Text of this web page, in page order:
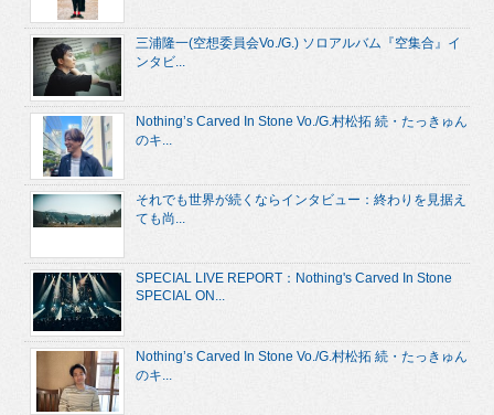
三浦隆一(空想委員会Vo./G.) ソロアルバム『空集合』イ
ンタビ...
Nothing’s Carved In Stone Vo./G.村松拓 続・たっきゅん
のキ...
それでも世界が続くならインタビュー：終わりを見据え
ても尚...
SPECIAL LIVE REPORT：Nothing's Carved In Stone
SPECIAL ON...
Nothing’s Carved In Stone Vo./G.村松拓 続・たっきゅん
のキ...